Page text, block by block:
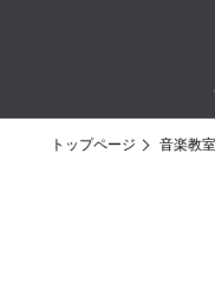
トップページ 音楽教室